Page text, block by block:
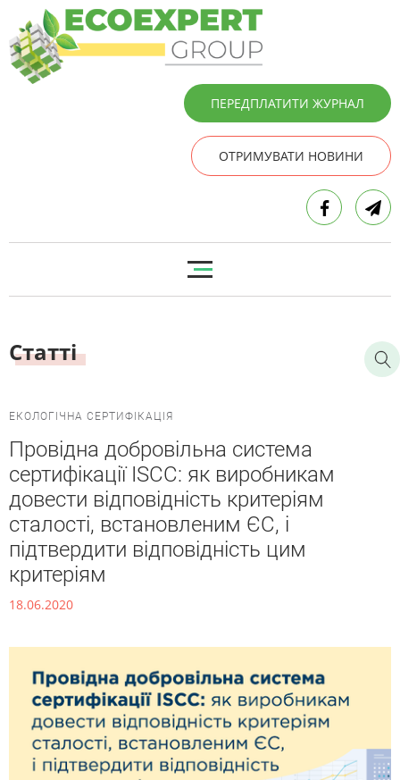
ПЕРЕДПЛАТИТИ ЖУРНАЛ
ОТРИМУВАТИ НОВИНИ
Статті
ЕКОЛОГІЧНА СЕРТИФІКАЦІЯ
Провідна добровільна система
сертифікації ISCC: як виробникам
довести відповідність критеріям
сталості, встановленим ЄС, і
підтвердити відповідність цим
критеріям
18.06.2020